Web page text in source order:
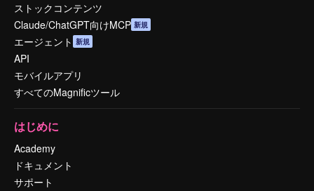
ストックコンテンツ
Claude/ChatGPT向けMCP 新規
エージェント 新規
API
モバイルアプリ
すべてのMagnificツール
はじめに
Academy
ドキュメント
サポート